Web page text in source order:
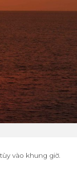
vào khung giờ.